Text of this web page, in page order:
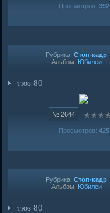
Просмотров: 392
Рубрика: Стоп-кадр
Альбом: Юбилеи
тюз 80
№ 2644
Просмотров: 425
Рубрика: Стоп-кадр
Альбом: Юбилеи
тюз 80